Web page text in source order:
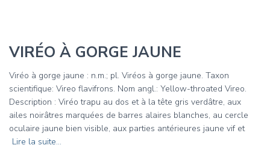
VIRÉO À GORGE JAUNE
Viréo à gorge jaune : n.m.; pl. Viréos à gorge jaune. Taxon
scientifique: Vireo flavifrons. Nom angl.: Yellow-throated Vireo.
Description : Viréo trapu au dos et à la tête gris verdâtre, aux
ailes noirâtres marquées de barres alaires blanches, au cercle
oculaire jaune bien visible, aux parties antérieures jaune vif et
Lire la suite…